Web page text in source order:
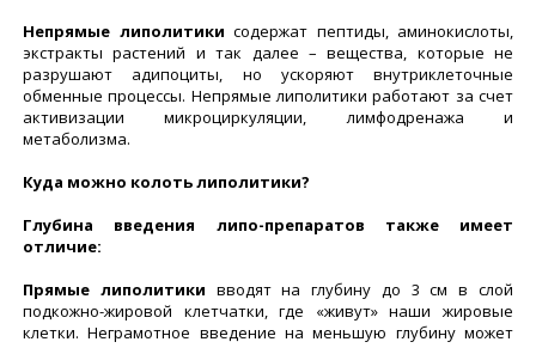
Непрямые липолитики содержат пептиды, аминокислоты,
экстракты растений и так далее – вещества, которые не
разрушают адипоциты, но ускоряют внутриклеточные
обменные процессы. Непрямые липолитики работают за счет
активизации микроциркуляции, лимфодренажа и
метаболизма.
Куда можно колоть липолитики?
Глубина введения липо-препаратов также имеет
отличие:
Прямые липолитики вводят на глубину до 3 см в слой
подкожно-жировой клетчатки, где «живут» наши жировые
клетки. Неграмотное введение на меньшую глубину может